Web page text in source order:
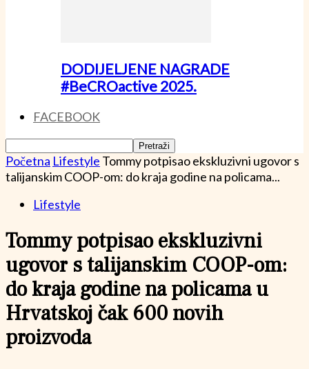
DODIJELJENE NAGRADE
#BeCROactive 2025.
FACEBOOK
Početna Lifestyle Tommy potpisao ekskluzivni ugovor s
talijanskim COOP-om: do kraja godine na policama...
Lifestyle
Tommy potpisao ekskluzivni
ugovor s talijanskim COOP-om:
do kraja godine na policama u
Hrvatskoj čak 600 novih
proizvoda